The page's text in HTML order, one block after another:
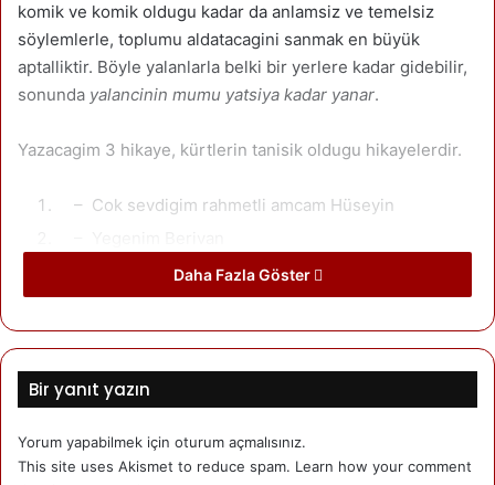
komik ve komik oldugu kadar da anlamsiz ve temelsiz
söylemlerle, toplumu aldatacagini sanmak en büyük
aptalliktir. Böyle yalanlarla belki bir yerlere kadar gidebilir,
sonunda yalancinin mumu yatsiya kadar yanar.
Yazacagim 3 hikaye, kürtlerin tanisik oldugu hikayelerdir.
– Cok sevdigim rahmetli amcam Hüseyin
– Kürt bilgesi Musa Anter esek hikayesi
özellikleri vardi, onlarla sayfalari isgal etmek istemiyorum.
Sunu söyleyeyim, amcam Hüseyin empatisi cok zengin bir
insandi. 40 sene önce elinde ne varsa satti. Sehirler arasi
calisan bir otobüs aldi. Birgün otobüsle tur yaparken,
otobüste namaz kiliyor. Namazdan sonra 3 ülkücü genc
Daha Fazla Göster
Bir yanıt yazın
Yorum yapabilmek için oturum açmalısınız.
This site uses Akismet to reduce spam. Learn how your comment